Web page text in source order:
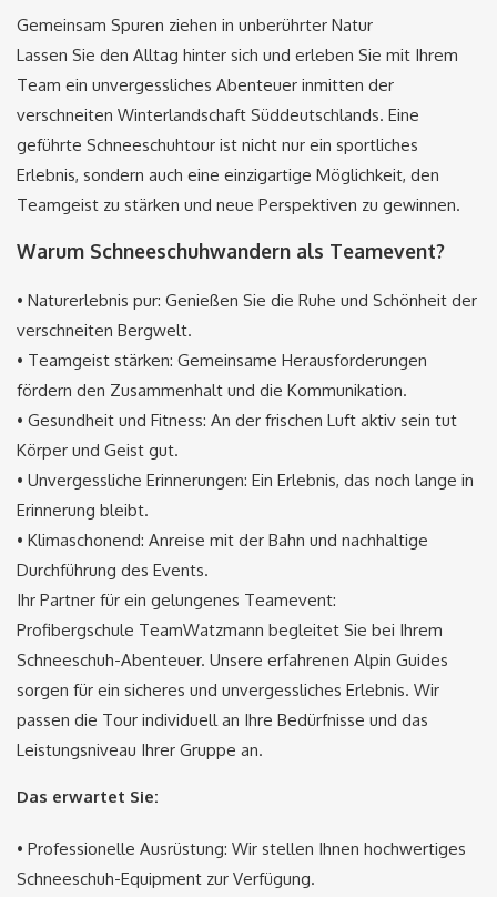
Gemeinsam Spuren ziehen in unberührter Natur
Lassen Sie den Alltag hinter sich und erleben Sie mit Ihrem
Team ein unvergessliches Abenteuer inmitten der
verschneiten Winterlandschaft Süddeutschlands. Eine
geführte Schneeschuhtour ist nicht nur ein sportliches
Erlebnis, sondern auch eine einzigartige Möglichkeit, den
Teamgeist zu stärken und neue Perspektiven zu gewinnen.
Warum Schneeschuhwandern als Teamevent?
• Naturerlebnis pur: Genießen Sie die Ruhe und Schönheit der
verschneiten Bergwelt.
• Teamgeist stärken: Gemeinsame Herausforderungen
fördern den Zusammenhalt und die Kommunikation.
• Gesundheit und Fitness: An der frischen Luft aktiv sein tut
Körper und Geist gut.
• Unvergessliche Erinnerungen: Ein Erlebnis, das noch lange in
Erinnerung bleibt.
• Klimaschonend: Anreise mit der Bahn und nachhaltige
Durchführung des Events.
Ihr Partner für ein gelungenes Teamevent:
Profibergschule TeamWatzmann begleitet Sie bei Ihrem
Schneeschuh-Abenteuer. Unsere erfahrenen Alpin Guides
sorgen für ein sicheres und unvergessliches Erlebnis. Wir
passen die Tour individuell an Ihre Bedürfnisse und das
Leistungsniveau Ihrer Gruppe an.
Das erwartet Sie:
• Professionelle Ausrüstung: Wir stellen Ihnen hochwertiges
Schneeschuh-Equipment zur Verfügung.